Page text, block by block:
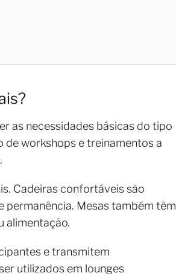
as necessidades básicas do tipo
de workshops e treinamentos a
Cadeiras confortáveis são
permanência. Mesas também têm
alimentação.
e transmitem
utilizados em lounges